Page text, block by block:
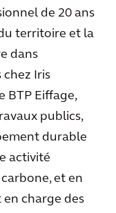
de 20 ans
territoire et la
dans
Iris
BTP Eiffage,
publics,
durable
activité
et en
charge des